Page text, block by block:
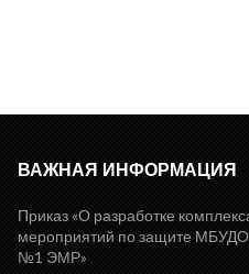
ВАЖНАЯ ИНФОРМАЦИЯ
Приказ «О разработке
мероприятий по защите МБУДО
№1 ЭМР»